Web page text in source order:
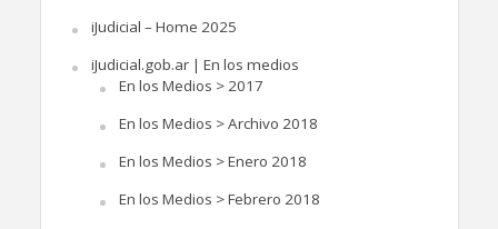
iJudicial – Home 2025
iJudicial.gob.ar | En los medios
En los Medios > 2017
En los Medios > Archivo 2018
En los Medios > Enero 2018
En los Medios > Febrero 2018